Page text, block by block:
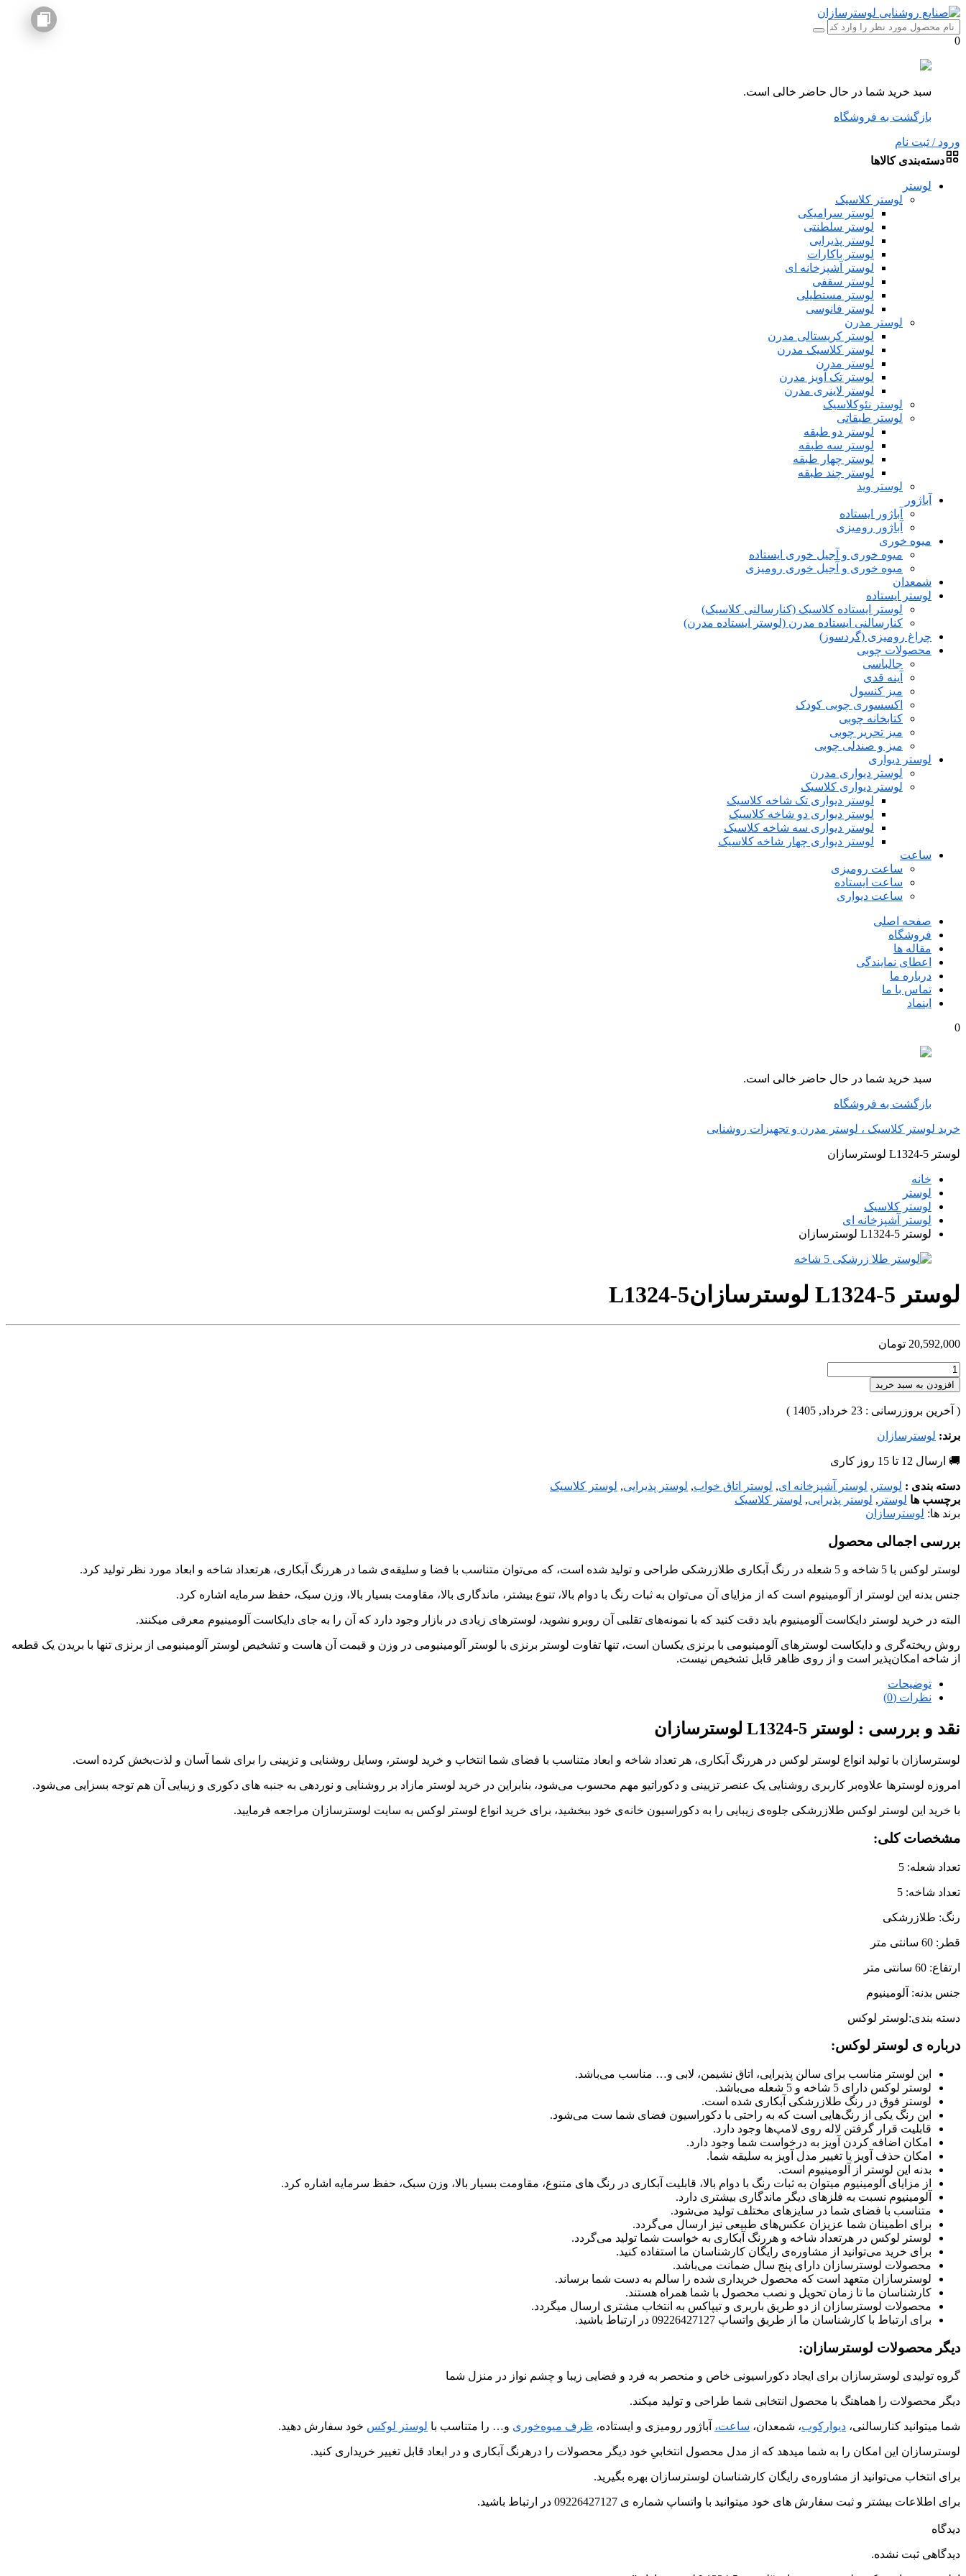
0
سبد خرید شما در حال حاضر خالی است.
بازگشت به فروشگاه
ورود / ثبت نام
دسته‌بندی کالاها
لوستر
لوستر کلاسیک
لوستر سرامیکی
لوستر سلطنتی
لوستر پذیرایی
لوستر باکارات
لوستر آشپزخانه ای
لوستر سقفی
لوستر مستطیلی
لوستر فانوسی
لوستر مدرن
لوستر کریستالی مدرن
لوستر کلاسیک مدرن
لوستر مدرن
لوستر تک آویز مدرن
لوستر لاینری مدرن
لوستر نئوکلاسیک
لوستر طبقاتی
لوستر دو طبقه
لوستر سه طبقه
لوستر چهار طبقه
لوستر چند طبقه
لوستر وید
آباژور
آباژور ایستاده
آباژور رومیزی
میوه خوری
میوه خوری و آجیل خوری ایستاده
میوه خوری و آجیل خوری رومیزی
شمعدان
لوستر ایستاده
لوستر ایستاده کلاسیک (کنارسالنی کلاسیک)
کنارسالنی ایستاده مدرن (لوستر ایستاده مدرن)
چراغ رومیزی (گردسوز)
محصولات چوبی
جالباسی
آینه قدی
میز کنسول
اکسسوری چوبی کودک
کتابخانه چوبی
میز تحریر چوبی
میز و صندلی چوبی
لوستر دیواری
لوستر دیواری مدرن
لوستر دیواری کلاسیک
لوستر دیواری تک شاخه کلاسیک
لوستر دیواری دو شاخه کلاسیک
لوستر دیواری سه شاخه کلاسیک
لوستر دیواری چهار شاخه کلاسیک
ساعت
ساعت رومیزی
ساعت ایستاده
ساعت دیواری
صفحه اصلی
فروشگاه
مقاله ها
اعطای نمایندگی
درباره ما
تماس با ما
اینماد
0
سبد خرید شما در حال حاضر خالی است.
بازگشت به فروشگاه
خرید لوستر کلاسیک ، لوستر مدرن و تجهیزات روشنایی
لوستر L1324-5 لوسترسازان
خانه
لوستر
لوستر کلاسیک
لوستر آشپزخانه ای
لوستر L1324-5 لوسترسازان
لوستر L1324-5 لوسترسازان L1324-5
20,592,000 تومان
افزودن به سبد خرید
( آخرین بروزرسانی : 23 خرداد, 1405 )
برند: لوسترسازان
🚚 ارسال 12 تا 15 روز کاری
دسته بندی : لوستر , لوستر آشپزخانه ای, لوستر اتاق خواب, لوستر پذیرایی, لوستر کلاسیک
برچسب ها لوستر , لوستر پذیرایی, لوستر کلاسیک
برند ها: لوسترسازان
بررسی اجمالی محصول
لوستر لوکس با 5 شاخه و 5 شعله در رنگ آبکاری طلازرشکی طراحی و تولید شده است، که می‌توان متناسب با فضا و سلیقه‌ی شما در هررنگ آبکاری، هرتعداد شاخه و ابعاد مورد نظر تولید کرد.
جنس بدنه این لوستر از آلومینیوم است که از مزایای آن می‌توان به ثبات رنگ با دوام بالا، تنوع بیشتر، ماندگاری بالا، مقاومت بسیار بالا، وزن سبک، حفظ سرمایه اشاره کرد.
البته در خرید لوستر دایکاست آلومینیوم باید دقت کنید که با نمونه‌های تقلبی آن روبرو نشوید، لوسترهای زیادی در بازار وجود دارد که آن را به جای دایکاست آلومینیوم معرفی میکنند.
روش ریخته‌گری و دایکاست لوسترهای آلومینیومی با برنزی یکسان است، تنها تفاوت لوستر برنزی با لوستر آلومینیومی در وزن و قیمت آن هاست و تشخیص لوستر آلومینیومی از برنزی تنها با بریدن یک قطعه
از شاخه امکان‌پذیر است و از روی ظاهر قابل تشخیص نیست.
توضیحات
نظرات (0)
نقد و بررسی : لوستر L1324-5 لوسترسازان
لوسترسازان با تولید انواع لوستر لوکس در هررنگ آبکاری، هر تعداد شاخه و ابعاد متناسب با فضای شما انتخاب و خرید لوستر، وسایل روشنایی و تزیینی را برای شما آسان و لذت‌بخش کرده است.
امروزه لوسترها علاوه‌بر کاربری روشنایی یک عنصر تزیینی و دکوراتیو مهم محسوب می‌شود، بنابراین در خرید لوستر مازاد بر روشنایی و نوردهی به جنبه های دکوری و زیبایی آن هم توجه بسزایی می‌شود.
با خرید این لوستر لوکس طلازرشکی جلوه‌ی زیبایی را به دکوراسیون خانه‌ی خود ببخشید، برای خرید انواع لوستر لوکس به سایت لوسترسازان مراجعه فرمایید.
مشخصات کلی:
تعداد شعله: 5
تعداد شاخه: 5
رنگ: طلازرشکی
قطر: 60 سانتی متر
ارتفاع: 60 سانتی متر
جنس بدنه: آلومینیوم
دسته بندی:لوستر لوکس
درباره ی لوستر لوکس:
این لوستر مناسب برای سالن پذیرایی، اتاق نشیمن، لابی و… مناسب می‌باشد.
لوستر لوکس دارای 5 شاخه و 5 شعله می‌باشد.
لوستر فوق در رنگ طلازرشکی آبکاری شده است.
این رنگ یکی از رنگ‌هایی است که به راحتی با دکوراسیون فضای شما ست می‌شود.
قابلیت قرار گرفتن لاله روی لامپ‌ها وجود دارد.
امکان اضافه کردن آویز به درخواست شما وجود دارد.
امکان حذف آویز یا تغییر مدل آویز به سلیقه شما.
بدنه این لوستر از آلومینیوم است.
از مزایای آلومینیوم میتوان به ثبات رنگ با دوام بالا، قابلیت آبکاری در رنگ های متنوع، مقاومت بسیار بالا، وزن سبک، حفظ سرمایه اشاره کرد.
آلومینیوم نسبت به فلزهای دیگر ماندگاری بیشتری دارد.
متناسب با فضای شما در سایزهای مختلف تولید می‌شود.
برای اطمینان شما عزیزان عکس‌های طبیعی نیز ارسال می‌گردد.
لوستر لوکس در هرتعداد شاخه و هررنگ آبکاری به خواست شما تولید می‌گردد.
برای خرید می‌توانید از مشاوره‌ی رایگان کارشناسان ما استفاده کنید.
محصولات لوسترسازان دارای پنج سال ضمانت می‌باشد.
لوسترسازان متعهد است که محصول خریداری شده را سالم به دست شما برساند.
کارشناسان ما تا زمان تحویل و نصب محصول با شما همراه هستند.
محصولات لوسترسازان از دو طریق باربری و تیپاکس به انتخاب مشتری ارسال میگردد.
برای ارتباط با کارشناسان ما از طریق واتساپ 09226427127 در ارتباط باشید.
دیگر محصولات لوسترسازان:
گروه تولیدی لوسترسازان برای ایجاد دکوراسیونی خاص و منحصر به فرد و فضایی زیبا و چشم نواز در منزل شما
دیگر محصولات را هماهنگ با محصول انتخابی شما طراحی و تولید میکند.
شما میتوانید کنارسالنی، دیوارکوب، شمعدان، ساعت، آباژور رومیزی و ایستاده، ظرف میوه‌خوری و… را متناسب با لوستر لوکس خود سفارش دهید.
لوسترسازان این امکان را به شما میدهد که از مدل محصول انتخابیِ خود دیگر محصولات را درهرنگ آبکاری و در ابعاد قابل تغییر خریداری کنید.
برای انتخاب می‌توانید از مشاوره‌ی رایگان کارشناسان لوسترسازان بهره بگیرید.
برای اطلاعات بیشتر و ثبت سفارش های خود میتوانید با واتساپ شماره ی 09226427127 در ارتباط باشید.
دیدگاه
دیدگاهی ثبت نشده.